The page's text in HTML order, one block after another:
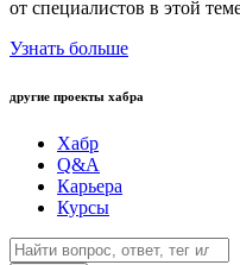
от специалистов в этой
Узнать больше
другие проекты хабра
Хабр
Q&A
Карьера
Курсы